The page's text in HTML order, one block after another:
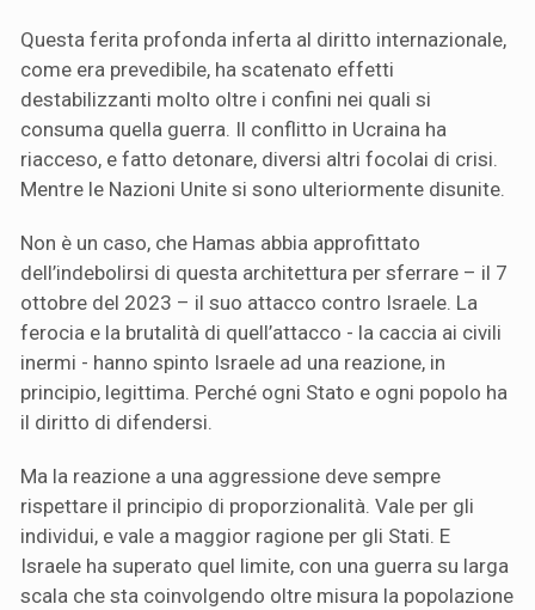
Questa ferita profonda inferta al diritto internazionale,
come era prevedibile, ha scatenato effetti
destabilizzanti molto oltre i confini nei quali si
consuma quella guerra. Il conflitto in Ucraina ha
riacceso, e fatto detonare, diversi altri focolai di crisi.
Mentre le Nazioni Unite si sono ulteriormente disunite.
Non è un caso, che Hamas abbia approfittato
dell’indebolirsi di questa architettura per sferrare – il 7
ottobre del 2023 – il suo attacco contro Israele. La
ferocia e la brutalità di quell’attacco - la caccia ai civili
inermi - hanno spinto Israele ad una reazione, in
principio, legittima. Perché ogni Stato e ogni popolo ha
il diritto di difendersi.
Ma la reazione a una aggressione deve sempre
rispettare il principio di proporzionalità. Vale per gli
individui, e vale a maggior ragione per gli Stati. E
Israele ha superato quel limite, con una guerra su larga
scala che sta coinvolgendo oltre misura la popolazione